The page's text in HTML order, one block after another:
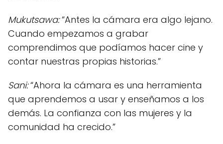
Mukutsawa:“Antes la cámara era algo lejano.
Cuando empezamos a grabar
comprendimos que podíamos hacer cine y
contar nuestras propias historias.”
Sani:“Ahora la cámara es una herramienta
que aprendemos a usar y enseñamos a los
demás. La confianza con las mujeres y la
comunidad ha crecido.”